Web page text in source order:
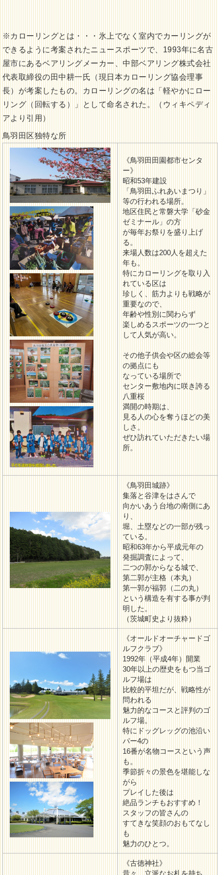
※カローリングとは・・・氷上でなく室内でカーリングが
できるように考案されたニュースポーツで、1993年に名古
屋市にあるベアリングメーカー、中部ベアリング株式会社
代表取締役の田中耕一氏（現日本カローリング協会理事
長）が考案したもの。カローリングの名は「軽やかにロー
リング（回転する）」として命名された。（ウィキペディ
アより引用）
鳥羽田区独特な所
《鳥羽田田園都市センタ
ー》
昭和53年建設
「鳥羽田ふれあいまつり」
等の行われる場所。
地区住民と常磐大学「砂金
ゼミナール」の方
が毎年お祭りを盛り上げ
る。
来場人数は200人を超えた
年も。
特にカローリングを取り入
れている区は
珍しく、筋力よりも戦略が
重要なので、
年齢や性別に関わらず
楽しめるスポーツの一つと
して人気が高い。
その他子供会や区の総会等
の拠点にも
なっている場所で
センター敷地内に咲き誇る
八重桜
満開の時期は、
見る人の心を奪うほどの美
しさ。
ぜひ訪れていただきたい場
所。
《鳥羽田城跡》
集落と谷津をはさんで
向かいあう台地の南側にあ
り、
堀、土塁などの一部が残っ
ている。
昭和63年から平成元年の
発掘調査によって、
二つの郭からなる城で、
第二郭が主格（本丸）
第一郭が福郭（二の丸）
という構造を有する事が判
明した。
（茨城町史より抜粋）
《オールドオーチャードゴ
ルフクラブ》
1992年（平成4年）開業
30年以上の歴史をもつ当ゴ
ルフ場は
比較的平坦だが、戦略性が
問われる
魅力的なコースと評判のゴ
ルフ場。
特にドッグレッグの池沿い
パー4の
16番が名物コースという声
も。
季節折々の景色を堪能しな
がら
プレイした後は
絶品ランチもおすすめ！
スタッフの皆さんの
すてきな笑顔のおもてなし
も
魅力のひとつ。
《古徳神社》